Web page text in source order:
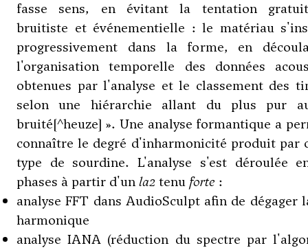
fasse sens, en évitant la tentation
bruitiste et événementielle : le matériau
progressivement dans la forme, en
l'organisation temporelle des données
obtenues par l'analyse et le classement des
selon une hiérarchie allant du plus pur
bruité[^heuze] ». Une analyse formantique a
connaître le degré d'inharmonicité produit par
type de sourdine. L'analyse s'est déroulée
phases à partir d'unla2 tenuforte :
analyse FFT dans AudioSculpt afin de dégager
harmonique
analyse IANA (réduction du spectre par